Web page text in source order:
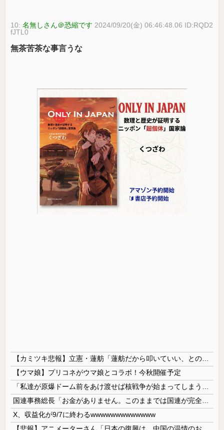
10:名無しさん＠恐縮です 2024/09/20(金) 06:46:48.06 ID:RQD2
fJTL0
無茶苦茶な事言うな
【ウマ娘】プリコネがウマ娘とコラボ！今秋開催予定
X、収益化が9/7に終わるwwwwwwwwwwwww